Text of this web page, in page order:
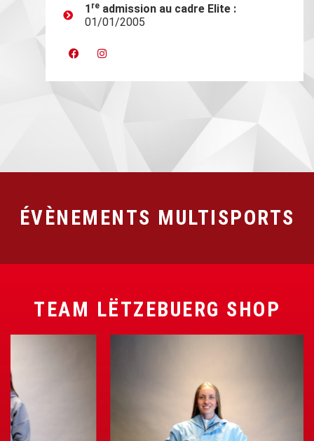
1 readmission au cadre Elite :
01/01/2005
ÉVÈNEMENTS MULTISPORTS
TEAM LËTZEBUERG SHOP